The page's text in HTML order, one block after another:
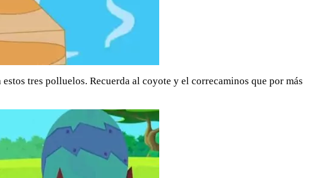
tres polluelos. Recuerda al coyote y el correcaminos que por más